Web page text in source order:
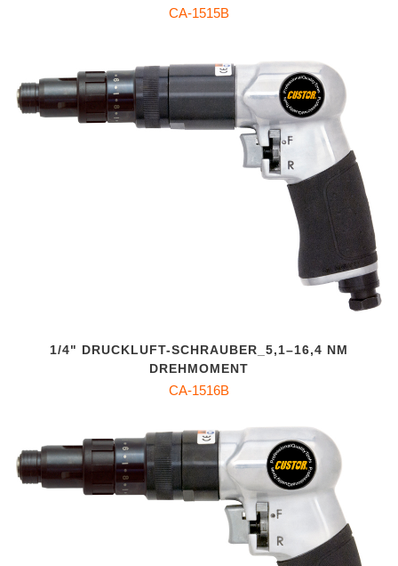
CA-1515B
1/4" DRUCKLUFT-SCHRAUBER_5,1–16,4 NM
DREHMOMENT
CA-1516B